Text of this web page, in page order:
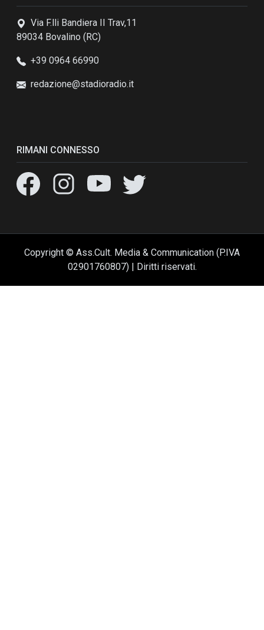
Via F.lli Bandiera II Trav,11
89034 Bovalino (RC)
+39 0964 66990
redazione@stadioradio.it
RIMANI CONNESSO
Copyright © Ass.Cult. Media & Communication (P.IVA
02901760807) | Diritti riservati.